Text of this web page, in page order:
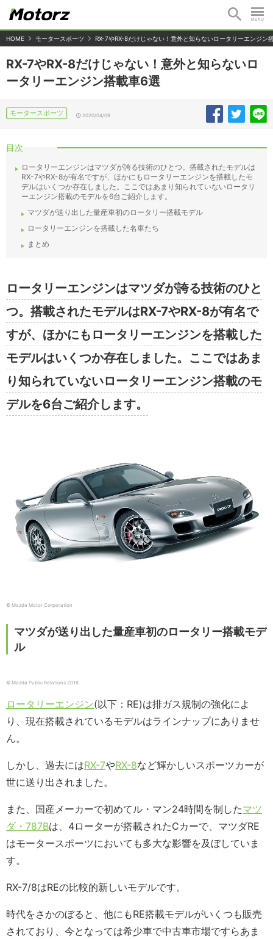
HOME モータースポーツ RX-7やRX-8だけじゃない！意外と知らないロータリーエンジン
RX-7やRX-8だけじゃない！意外と知らないロ
ータリーエンジン搭載車6選
モータースポーツ 2020/04/09
目次
ロータリーエンジンはマツダが誇る技術のひとつ。搭載されたモデルは
RX-7やRX-8が有名ですが、ほかにもロータリーエンジンを搭載したモ
デルはいくつか存在しました。ここではあまり知られていないロータリ
ーエンジン搭載のモデルを6台ご紹介します。
マツダが送り出した量産車初のロータリー搭載モデル
ロータリーエンジンを搭載した名車たち
まとめ
ロータリーエンジンはマツダが誇る技術のひと
つ。搭載されたモデルはRX-7やRX-8が有名で
すが、ほかにもロータリーエンジンを搭載した
モデルはいくつか存在しました。ここではあま
り知られていないロータリーエンジン搭載のモ
デルを6台ご紹介します。
© Mazda Motor Corporation
マツダが送り出した量産車初のロータリー搭載モデ
ル
© Mazda Public Relations 2018
ロータリーエンジン(以下：RE)は排ガス規制の強化によ
り、現在搭載されているモデルはラインナップにありませ
ん。
しかし、過去にはRX-7やRX-8など輝かしいスポーツカーが
世に送り出されました。
また、国産メーカーで初めてル・マン24時間を制したマツ
ダ・787Bは、4ローターが搭載されたCカーで、マツダRE
はモータースポーツにおいても多大な影響を及ぼしていま
す。
RX-7/8はREの比較的新しいモデルです。
時代をさかのぼると、他にもRE搭載モデルがいくつも販売
されており、今となっては希少車で中古車市場ですらあま